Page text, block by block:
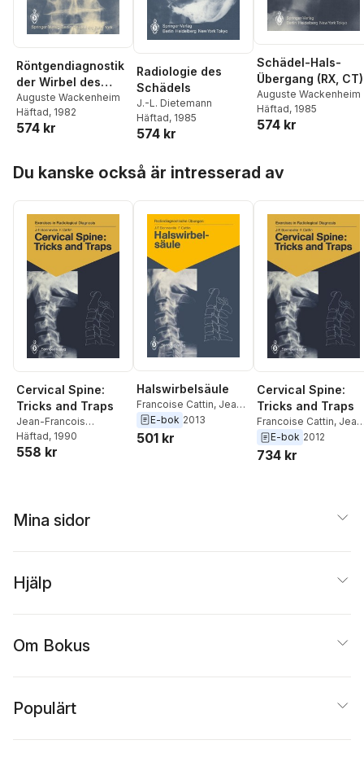
Röntgendiagnostik
der Wirbel des
Erwachsenen
Auguste Wackenheim
Häftad, 1982
574 kr
Radiologie des
Schädels
J.-L. Dietemann
Häftad, 1985
574 kr
Schädel-Hals-
Übergang (RX, CT)
Auguste Wackenheim
Häftad, 1985
574 kr
Du kanske också är intresserad av
Cervical Spine:
Tricks and Traps
Jean-Francois
Bonneville,Francoise
Cattin ,Jean-Francois
Häftad, 1990
558 kr
Halswirbelsäule
Francoise Cattin, Jean-
Francois Bonneville
E-bok 2013
501 kr
Cervical Spine:
Tricks and Traps
Francoise Cattin,
Francois Bonneville
E-bok 2012
734 kr
Mina sidor
Hjälp
Om Bokus
Populärt